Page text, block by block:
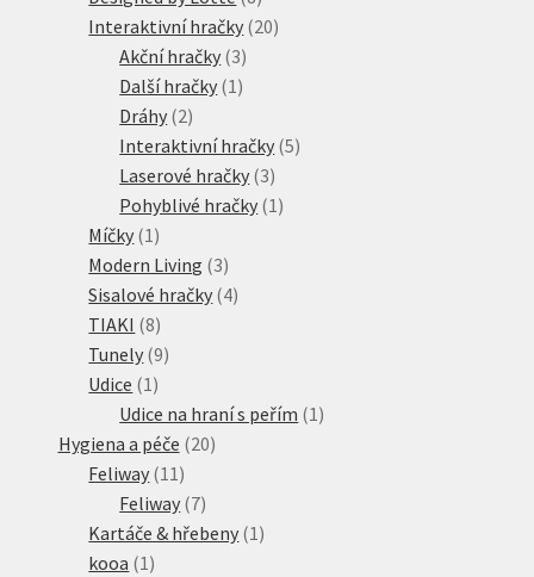
produktů
Interaktivní hračky 2020
Akční hračky 33
produkty
Další hračky 1 1
Dráhy 22
produkty
Interaktivní hračky 55
Laserové hračky 33
produkty
Pohyblivé hračky 1 1
Míčky 1 1
produkt
Modern Living 33
produkty
Sisalové hračky 44
TIAKI 88
produktů
Tunely 99
Udice 1 1
produkt
Udice na hraní s peřím 1 1
Hygiena a péče 2020
Feliway 11 11
produktů
Feliway 77
produktů
Kartáče & hřebeny 1 1
kooa 1 1